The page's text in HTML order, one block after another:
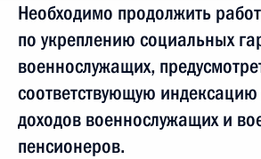
Необходимо продолжить
по укреплению социальных
военнослужащих,
соответствующую индексацию
доходов военнослужащих и
пенсионеров.